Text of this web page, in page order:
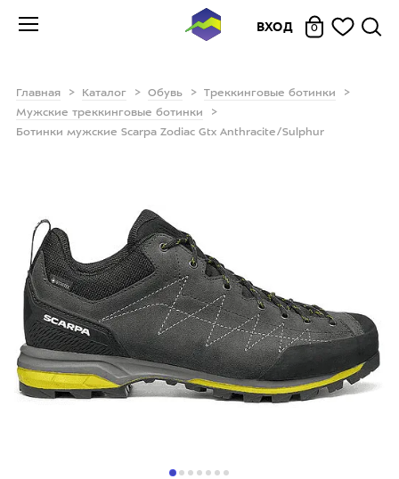
ВХОД 0
Главная Каталог Обувь
Треккинговые ботинки
Мужские треккинговые ботинки
Ботинки мужские Scarpa Zodiac Gtx Anthracite/Sulphur